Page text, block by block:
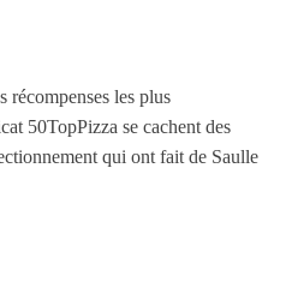
récompenses les plus
50TopPizza se cachent des
qui ont fait de Saulle